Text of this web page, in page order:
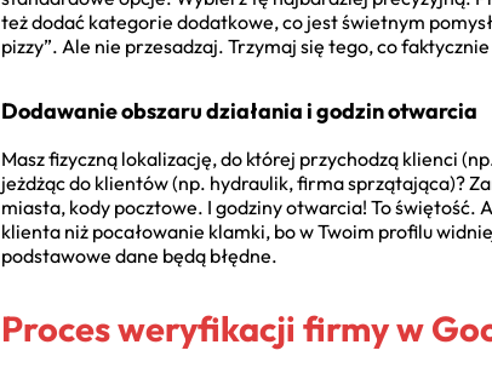
też dodać kategorie dodatkowe, co jest świetnym
pizzy”. Ale nie przesadzaj. Trzymaj się tego, co
Dodawanie obszaru działania i godzin otwarcia
Masz fizyczną lokalizację, do której przychodzą klienci
jeżdżąc do klientów (np. hydraulik, firma sprzątająca)?
miasta, kody pocztowe. I godziny otwarcia! To świętość.
klienta niż pocałowanie klamki, bo w Twoim profilu
podstawowe dane będą błędne.
Proces weryfikacji firmy w